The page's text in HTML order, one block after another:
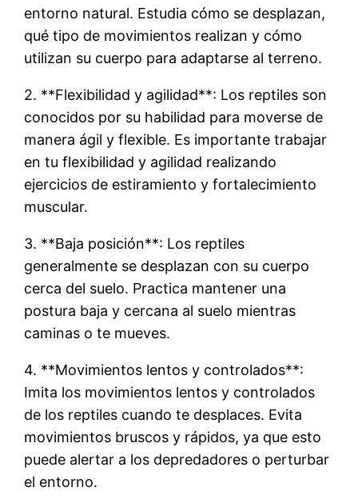
entorno natural. Estudia cómo se desplazan,
qué tipo de movimientos realizan y cómo
utilizan su cuerpo para adaptarse al terreno.
2. **Flexibilidad y agilidad**: Los reptiles son
conocidos por su habilidad para moverse de
manera ágil y flexible. Es importante trabajar
en tu flexibilidad y agilidad realizando
ejercicios de estiramiento y fortalecimiento
muscular.
3. **Baja posición**: Los reptiles
generalmente se desplazan con su cuerpo
cerca del suelo. Practica mantener una
postura baja y cercana al suelo mientras
caminas o te mueves.
4. **Movimientos lentos y controlados**:
Imita los movimientos lentos y controlados
de los reptiles cuando te desplaces. Evita
movimientos bruscos y rápidos, ya que esto
puede alertar a los depredadores o perturbar
el entorno.